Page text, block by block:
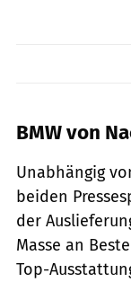
BMW von
Unabhängig
beiden
der
Masse an
Top-